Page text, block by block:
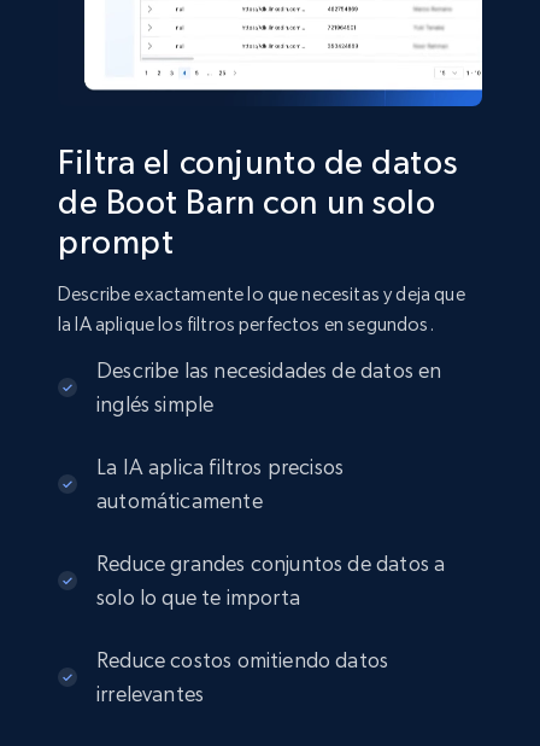
eCommerce
Amazon sellers info
info, Stars, Feedbacks, Return policy, and more.
eCommerce
eBay
URL, Product id, Title, Seller name, Seller rating,
more.
Filtra el conjunto de datos
de Boot Barn con un solo
prompt
Describe exactamente lo que necesitas y deja que
la IA aplique los filtros perfectos en segundos.
Describe las necesidades de datos en
inglés simple
La IA aplica filtros precisos
automáticamente
Reduce grandes conjuntos de datos a
solo lo que te importa
Reduce costos omitiendo datos
irrelevantes